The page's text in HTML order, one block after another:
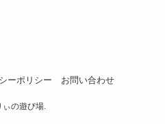
ーポリシー お問い合わせ
の遊び場.